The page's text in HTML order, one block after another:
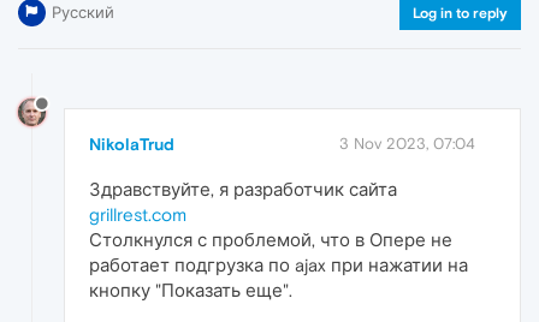
Русский Log in to reply
NikolaTrud 3 Nov 2023, 07:04
Здравствуйте, я разработчик сайта
grillrest.com
Столкнулся с проблемой, что в Опере не
работает подгрузка по ajax при нажатии на
кнопку "Показать еще".